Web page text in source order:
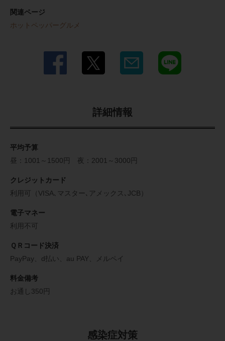
関連ページ
ホットペッパーグルメ
詳細情報
平均予算
昼：1001～1500円 夜：2001～3000円
クレジットカード
利用可（VISA､マスター､アメックス､JCB）
電子マネー
利用不可
ＱＲコード決済
PayPay、d払い、au PAY、メルペイ
料金備考
お通し350円
感染症対策